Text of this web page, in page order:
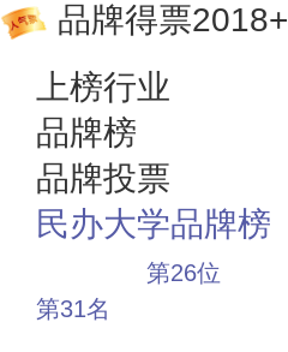
品牌得票2018+
上榜行业
品牌榜
品牌投票
民办大学品牌榜
第26位
第31名